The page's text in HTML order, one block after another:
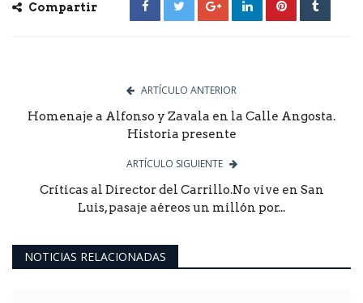
Compartir
ARTÍCULO ANTERIOR
Homenaje a Alfonso y Zavala en la Calle Angosta.
Historia presente
ARTÍCULO SIGUIENTE
Críticas al Director del Carrillo.No vive en San
Luis, pasaje aéreos un millón por...
NOTICIAS RELACIONADAS